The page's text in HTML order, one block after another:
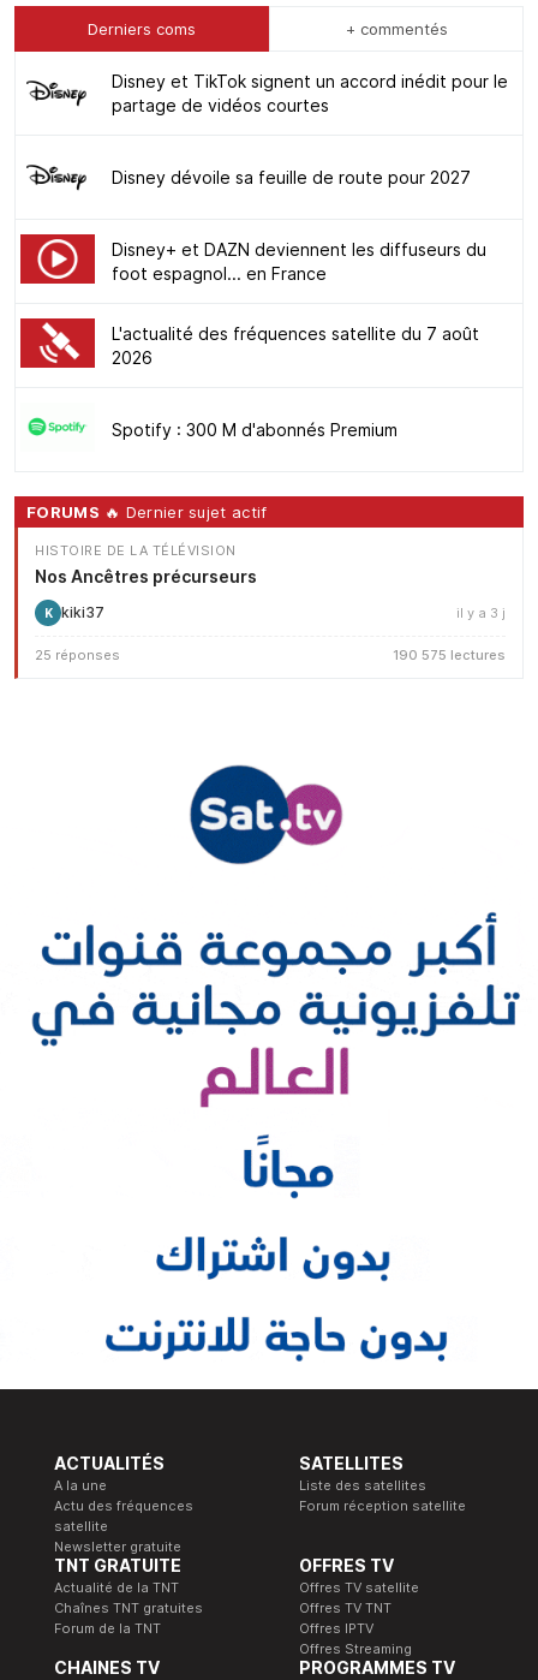
Derniers coms + commentés
Disney et TikTok signent un accord inédit pour le
partage de vidéos courtes
Disney dévoile sa feuille de route pour 2027
Disney+ et DAZN deviennent les diffuseurs du
foot espagnol... en France
L'actualité des fréquences satellite du 7 août
2026
Spotify : 300 M d'abonnés Premium
FORUMS 🔥 Dernier sujet actif
HISTOIRE DE LA TÉLÉVISION
Nos Ancêtres précurseurs
K kiki37 il y a 3 j
25 réponses 190 575 lectures
ACTUALITÉS
A la une
Actu des fréquences
satellite
Newsletter gratuite
SATELLITES
Liste des satellites
Forum réception satellite
TNT GRATUITE
Actualité de la TNT
Chaînes TNT gratuites
Forum de la TNT
OFFRES TV
Offres TV satellite
Offres TV TNT
Offres IPTV
Offres Streaming
CHAINES TV PROGRAMMES TV